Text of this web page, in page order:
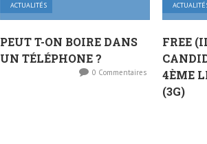
ACTUALITÉS
PEUT T-ON BOIRE DANS
UN TÉLÉPHONE ?
0 Commentaires
FREE
4ÈME
(3G)